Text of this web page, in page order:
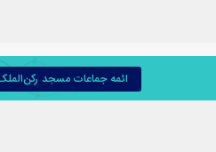
ائمه جماعات مسجد